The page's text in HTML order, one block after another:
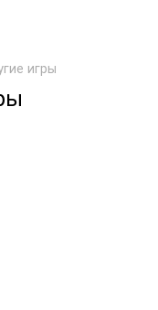
игры